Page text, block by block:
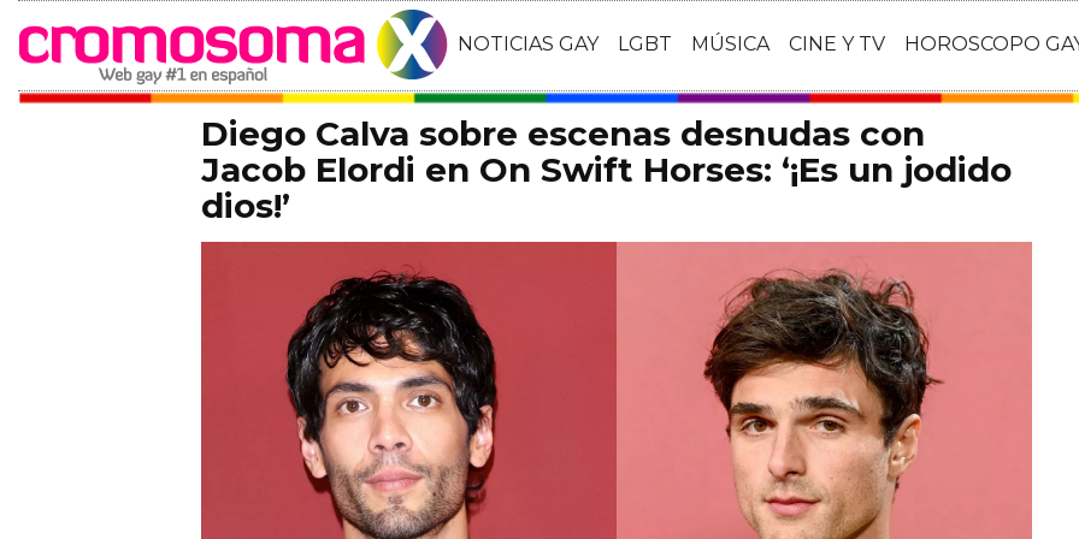
NOTICIAS GAY LGBT MÚSICA CINE Y TV HOROSCOPO
Diego Calva sobre escenas desnudas con
Jacob Elordi en On Swift Horses: ‘¡Es un jodido
dios!’